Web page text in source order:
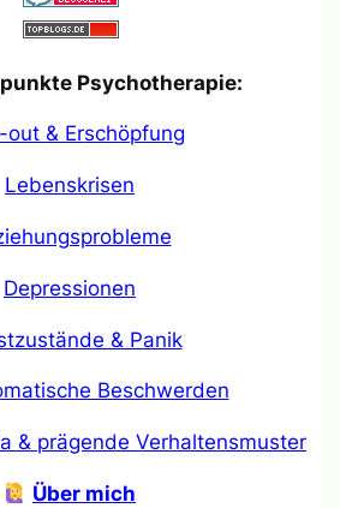
Psychotherapie:
out & Erschöpfung
Lebenskrisen
Depressionen
& Panik
Beschwerden
& prägende Verhaltensmuster
Über mich